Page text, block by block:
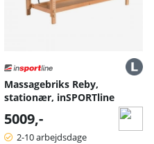
Massagebriks Reby,
stationær, inSPORTline
5009,-
2-10 arbejdsdage